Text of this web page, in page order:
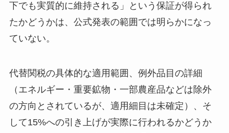
下でも実質的に維持される」という保証が得られ
たかどうかは、公式発表の範囲では明らかになっ
ていない。
代替関税の具体的な適用範囲、例外品目の詳細
（エネルギー・重要鉱物・一部農産品などは除外
の方向とされているが、適用細目は未確定）、そ
して15%への引き上げが実際に行われるかどうか